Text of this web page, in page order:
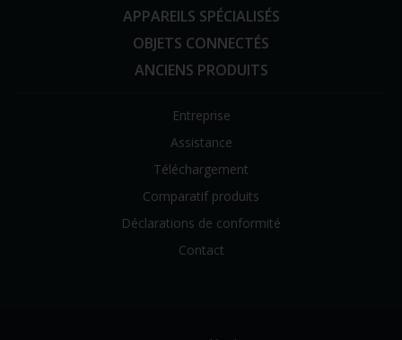
APPAREILS SPÉCIALISÉS
OBJETS CONNECTÉS
ANCIENS PRODUITS
Entreprise
Assistance
Téléchargement
Comparatif produits
Déclarations de conformité
Contact